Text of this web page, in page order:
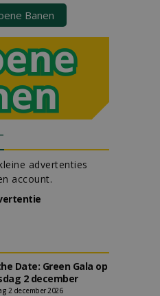
Banen
advertenties
account.
Date: Green Gala op
2 december
2 december 2026